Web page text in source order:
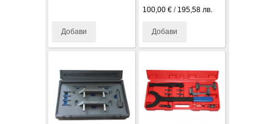
Добави
100,00 €/ 195,58 лв.
Добави